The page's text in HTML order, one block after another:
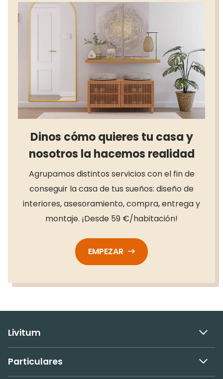
Dinos cómo quieres tu casa y
nosotros la hacemos realidad
Agrupamos distintos servicios con el fin de
conseguir la casa de tus sueños: diseño de
interiores, asesoramiento, compra, entrega y
montaje. ¡Desde 59 €/habitación!
EMPEZAR
Livitum
Particulares